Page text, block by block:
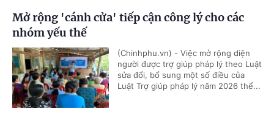
Mở rộng 'cánh cửa' tiếp cận công lý cho các
nhóm yếu thế
(Chinhphu.vn) - Việc mở rộng diện
người được trợ giúp pháp lý theo Luật
sửa đổi, bổ sung một số điều của
Luật Trợ giúp pháp lý năm 2026 thể...